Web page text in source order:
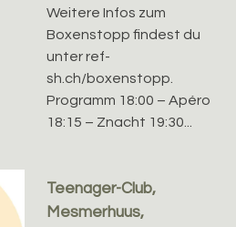
Weitere Infos zum
Boxenstopp findest du
unter ref-
sh.ch/boxenstopp.
Programm 18:00 – Apéro
18:15 – Znacht 19:30...
Teenager-Club,
Mesmerhuus,